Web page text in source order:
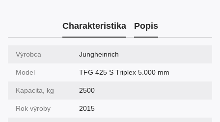
Charakteristika Popis
Výrobca Jungheinrich
Model TFG 425 S Triplex 5.000 mm
Kapacita, kg 2500
Rok výroby 2015